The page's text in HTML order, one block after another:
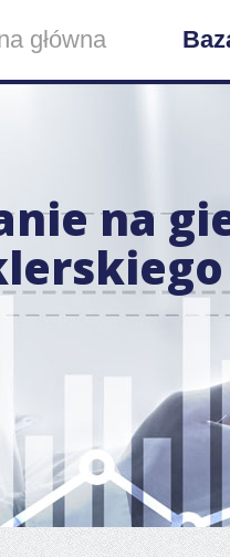
główna
na